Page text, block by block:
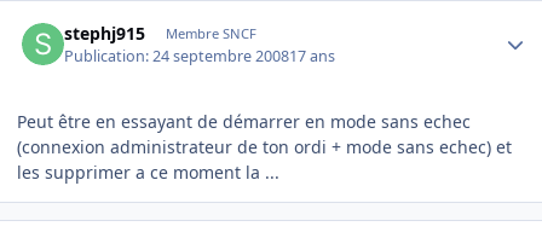
stephj915 Membre SNCF
Publication:24 septembre 200817 ans
Peut être en essayant de démarrer en mode sans echec
(connexion administrateur de ton ordi + mode sans echec) et
les supprimer a ce moment la ...